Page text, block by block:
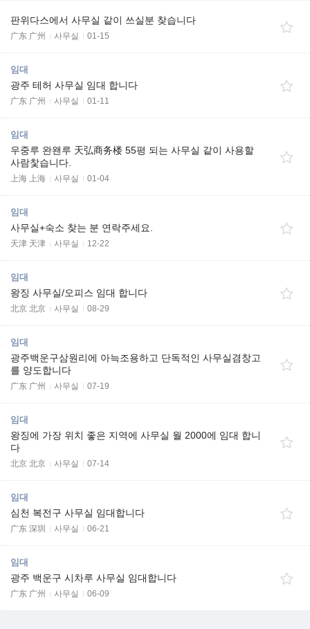
판위다스에서 사무실 같이 쓰실분 찾습니다
广东 广州 사무실 01-15
임대
광주 테허 사무실 임대 합니다
广东 广州 사무실 01-11
임대
우중루 완왠루 天弘商务楼 55평 되는 사무실 같이 사용할
사람찿습니다.
上海 上海 사무실 01-04
임대
사무실+숙소 찾는 분 연락주세요.
天津 天津 사무실 12-22
임대
왕징 사무실/오피스 임대 합니다
北京 北京 사무실 08-29
임대
광주백운구삼원리에 아늑조용하고 단독적인 사무실겸창고
를 양도합니다
广东 广州 사무실 07-19
임대
왕징에 가장 위치 좋은 지역에 사무실 월 2000에 임대 합니
다
北京 北京 사무실 07-14
임대
심천 복전구 사무실 임대합니다
广东 深圳 사무실 06-21
임대
광주 백운구 시차루 사무실 임대합니다
广东 广州 사무실 06-09